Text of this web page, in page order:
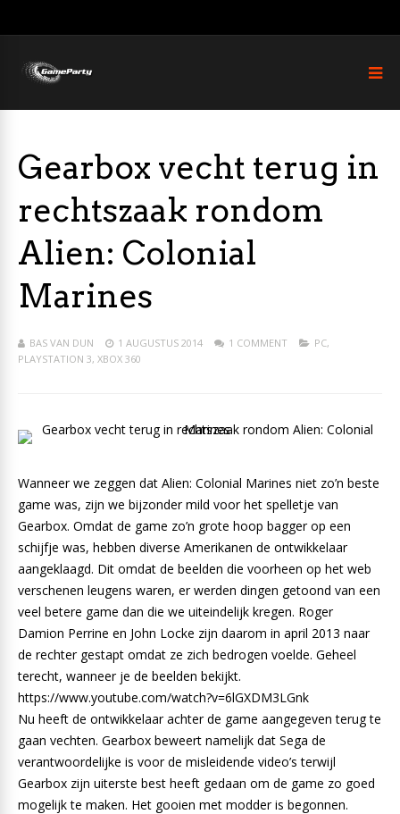
Gearbox vecht terug in
rechtszaak rondom
Alien: Colonial
Marines
BAS VAN DUN 1 AUGUSTUS 2014 1 COMMENT PC,
PLAYSTATION 3, XBOX 360
Wanneer we zeggen dat Alien: Colonial Marines niet zo’n beste
game was, zijn we bijzonder mild voor het spelletje van
Gearbox. Omdat de game zo’n grote hoop bagger op een
schijfje was, hebben diverse Amerikanen de ontwikkelaar
aangeklaagd. Dit omdat de beelden die voorheen op het web
verschenen leugens waren, er werden dingen getoond van een
veel betere game dan die we uiteindelijk kregen. Roger
Damion Perrine en John Locke zijn daarom in april 2013 naar
de rechter gestapt omdat ze zich bedrogen voelde. Geheel
terecht, wanneer je de beelden bekijkt.
https://www.youtube.com/watch?v=6lGXDM3LGnk
Nu heeft de ontwikkelaar achter de game aangegeven terug te
gaan vechten. Gearbox beweert namelijk dat Sega de
verantwoordelijke is voor de misleidende video’s terwijl
Gearbox zijn uiterste best heeft gedaan om de game zo goed
mogelijk te maken. Het gooien met modder is begonnen.